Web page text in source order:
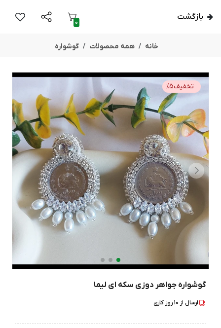
بازگشت
0
خانه همه محصولات گوشواره
تخفیف %5
گوشواره جواهر دوزی سکه ای لیما
ارسال از 10روز کاری